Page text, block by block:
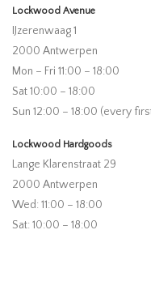
Lockwood Avenue
IJzerenwaag 1
2000 Antwerpen
Mon – Fri 11:00 – 18:00
Sat 10:00 – 18:00
Sun 12:00 – 18:00 (every
Lockwood Hardgoods
Lange Klarenstraat 29
2000 Antwerpen
Wed: 11:00 – 18:00
Sat: 10:00 – 18:00